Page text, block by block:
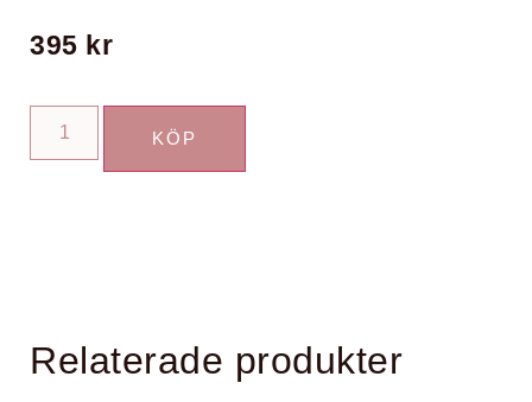
395 kr
KÖP
Relaterade produkter